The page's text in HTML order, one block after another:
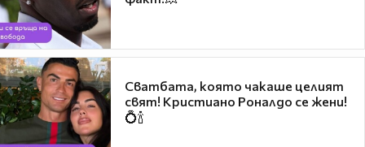
Сватбата, която чакаше целият
свят! Кристиано Роналдо се жени!
💍🍾